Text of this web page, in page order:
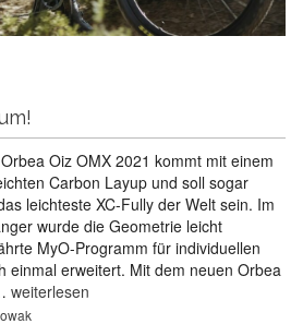
Oiz OMX 2021 kommt mit einem
Carbon Layup und soll sogar
leichteste XC-Fully der Welt sein. Im
wurde die Geometrie leicht
MyO-Programm für individuellen
einmal erweitert. Mit dem neuen Orbea
weiterlesen